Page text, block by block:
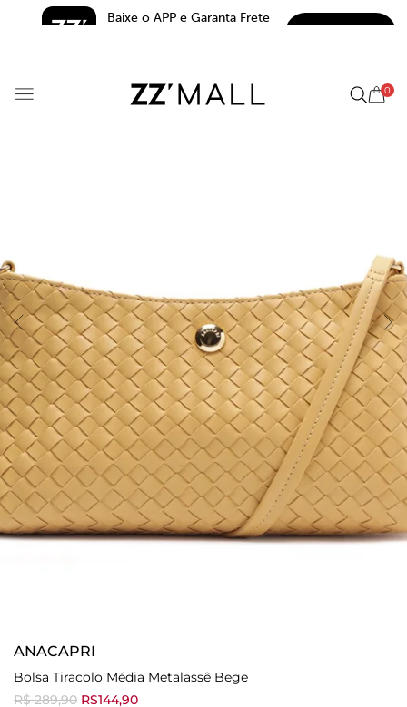
Baixe o APP e Garanta Frete
0
ANACAPRI
Bolsa Tiracolo Média Metalassê Bege
R$ 289,90 R$144,90